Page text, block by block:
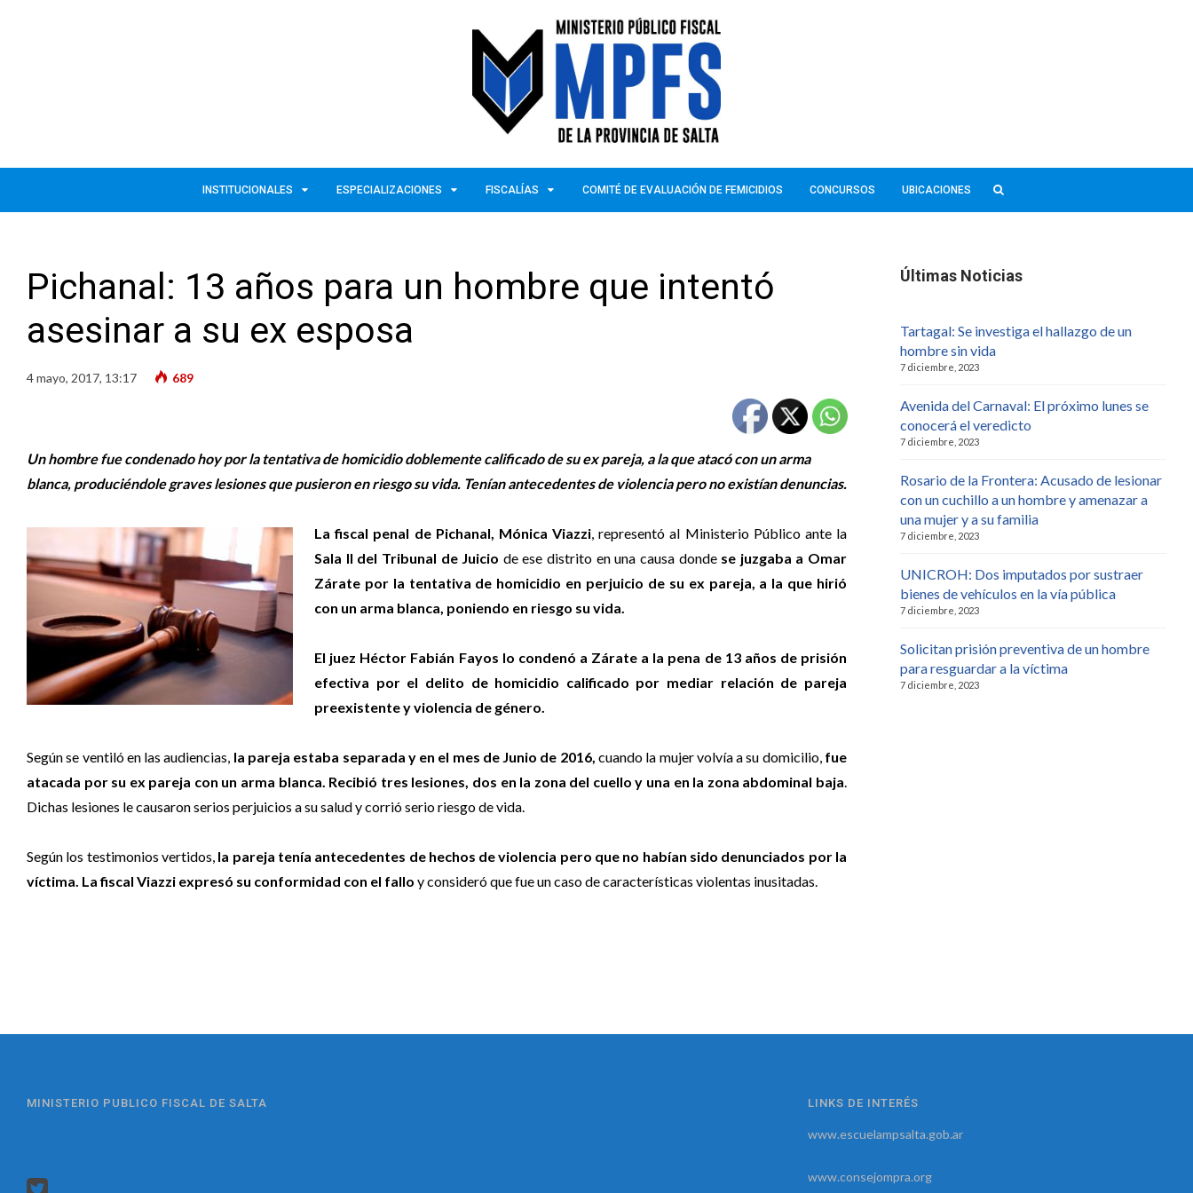
INSTITUCIONALES ESPECIALIZACIONES FISCALÍAS COMITÉ DE EVALUACIÓN DE FEMICIDIOS CONCURSOS UBICACIONES
Pichanal: 13 años para un hombre que intentó
asesinar a su ex esposa
4 mayo, 2017, 13:17 689
Un hombre fue condenado hoy por la tentativa de homicidio doblemente calificado de su ex pareja, a la que atacó con un arma
blanca, produciéndole graves lesiones que pusieron en riesgo su vida. Tenían antecedentes de violencia pero no existían denuncias.
La fiscal penal de Pichanal, Mónica Viazzi , representó al Ministerio Público ante la
Sala II del Tribunal de Juicio de ese distrito en una causa donde se juzgaba a Omar
Zárate por la tentativa de homicidio en perjuicio de su ex pareja, a la que hirió
con un arma blanca, poniendo en riesgo su vida.
El juez Héctor Fabián Fayos lo condenó a Zárate a la pena de 13 años de prisión
efectiva por el delito de homicidio calificado por mediar relación de pareja
preexistente y violencia de género.
Según se ventiló en las audiencias, la pareja estaba separada y en el mes de Junio de 2016, cuando la mujer volvía a su domicilio, fue
atacada por su ex pareja con un arma blanca. Recibió tres lesiones, dos en la zona del cuello y una en la zona abdominal baja
Dichas lesiones le causaron serios perjuicios a su salud y corrió serio riesgo de vida.
Según los testimonios vertidos, la pareja tenía antecedentes de hechos de violencia pero que no habían sido denunciados por la
víctima. La fiscal Viazzi expresó su conformidad con el fallo y consideró que fue un caso de características violentas inusitadas.
Últimas Noticias
Tartagal: Se investiga el hallazgo de un
hombre sin vida
7 diciembre, 2023
Avenida del Carnaval: El próximo lunes se
conocerá el veredicto
7 diciembre, 2023
Rosario de la Frontera: Acusado de lesionar
con un cuchillo a un hombre y amenazar a
una mujer y a su familia
7 diciembre, 2023
UNICROH: Dos imputados por sustraer
bienes de vehículos en la vía pública
7 diciembre, 2023
Solicitan prisión preventiva de un hombre
para resguardar a la víctima
7 diciembre, 2023
MINISTERIO PUBLICO FISCAL DE SALTA LINKS DE INTERÉS
www.escuelampsalta.gob.ar
www.consejompra.org